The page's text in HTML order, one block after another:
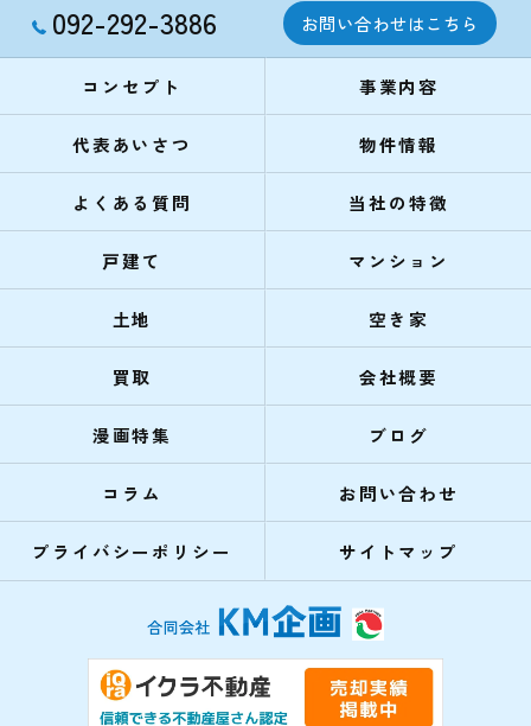
092-292-3886 お問い合わせはこちら
コンセプト 事業内容
代表あいさつ 物件情報
よくある質問 当社の特徴
戸建て マンション
土地 空き家
買取 会社概要
漫画特集 ブログ
コラム お問い合わせ
プライバシーポリシー サイトマップ